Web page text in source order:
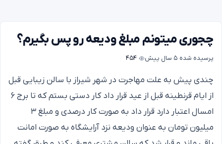
چجوری میتونم مبلغ ودیعه رو پس بگیرم؟
پرسیده شده ۵ سال پیش ۴۵۴
چندی پیش به علت مهاجرت در شهر شیراز با سالن زیبایی قبل
از ایام قرنطینه قبل از عید قرار داد کار دستی بستم که تا برج ۶
امسال اعتبار دارد قرار داد به صورت کار درصدی و مبلغ ۳
میلیون تومان به عنوان ودیعه نزد آرایشگاه به صورت امانت